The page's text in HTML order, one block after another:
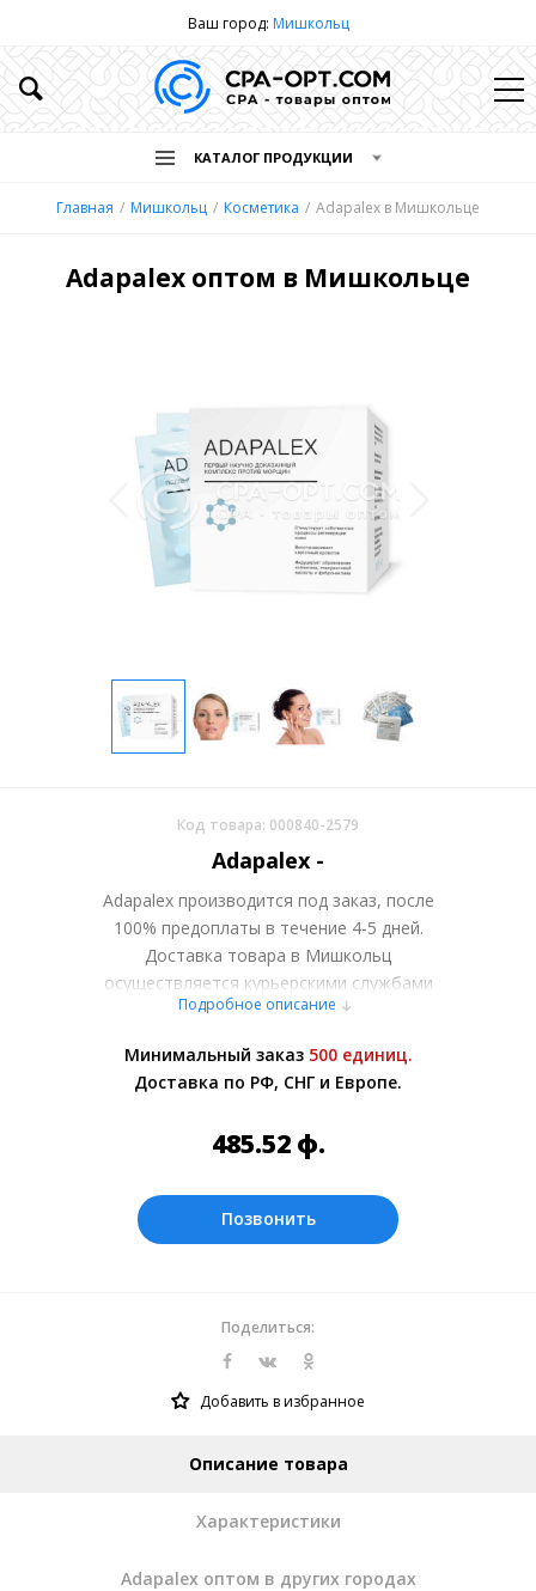
Ваш город: Мишкольц
КАТАЛОГ ПРОДУКЦИИ
Главная Мишкольц Косметика Adapalex в Мишкольце
Adapalex оптом в Мишкольце
Код товара: 000840-2579
Adapalex -
Adapalex производится под заказ, после
100% предоплаты в течение 4-5 дней.
Доставка товара в Мишкольц
осуществляется курьерскими службами
или самовывозом со склада в Москве.
менеджером.
Оплата производится в рублях. Цены на
09.08.2026. Текущий курс 10 руб.= 44.1386
Подробное описание
Минимальный заказ 500 единиц.
Доставка по РФ, СНГ и Европе.
485.52 ф.
Позвонить
Поделиться:
Добавить в избранное
Описание товара
Характеристики
Adapalex оптом в других городах